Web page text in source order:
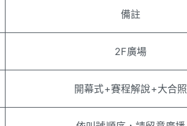
備註
2F廣場
開幕式+賽程解說+大合照